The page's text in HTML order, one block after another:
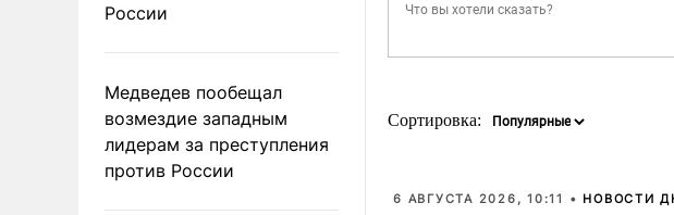
России
Медведев пообещал
возмездие западным
лидерам за преступления
против России
Сортировка:
6 АВГУСТА 2026, 10:11 • НОВОСТИ